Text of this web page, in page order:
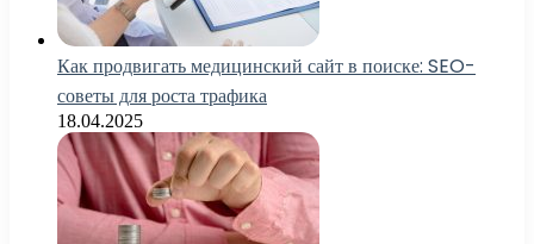
Как продвигать медицинский сайт в поиске: SEO-
советы для роста трафика
18.04.2025